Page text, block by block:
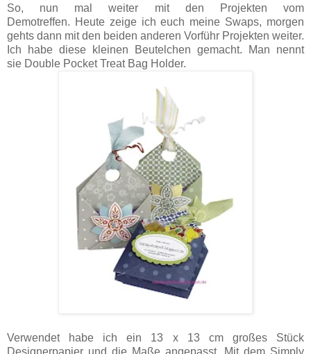
So, nun mal weiter mit den Projekten vom
Demotreffen. Heute zeige ich euch meine Swaps, morgen
gehts dann mit den beiden anderen Vorführ Projekten weiter.
Ich habe diese kleinen Beutelchen gemacht. Man nennt
sie Double Pocket Treat Bag Holder.
Verwendet habe ich ein 13 x 13 cm großes Stück
Designerpapier und die Maße angepasst. Mit dem Simply